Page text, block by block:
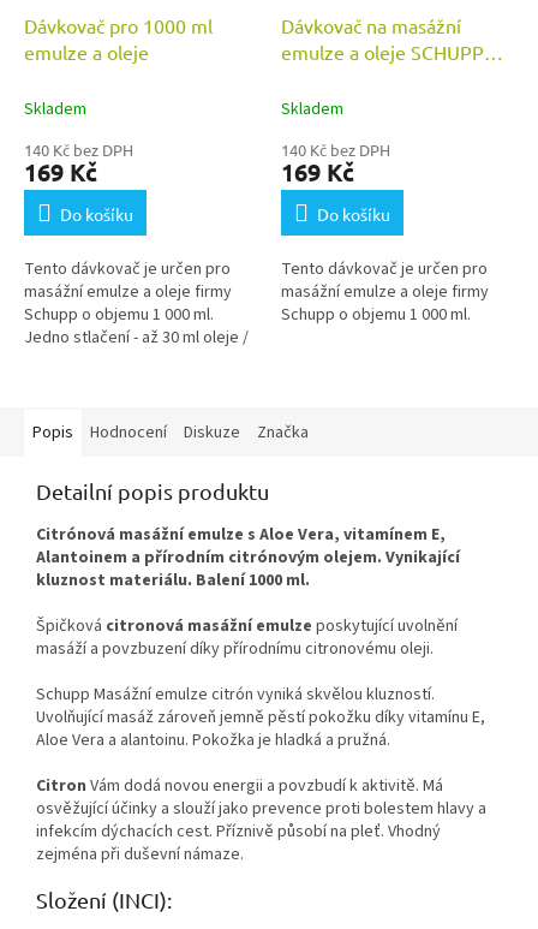
Dávkovač pro 1000 ml
emulze a oleje
Skladem
140 Kč bez DPH
169 Kč
Do košíku
Tento dávkovač je určen pro
masážní emulze a oleje firmy
Schupp o objemu 1 000 ml.
Jedno stlačení - až 30 ml oleje /
Dávkovač na masážní
emulze a oleje SCHUPP
Skladem
140 Kč bez DPH
169 Kč
Do košíku
Tento dávkovač je určen pro
masážní emulze a oleje firmy
Schupp o objemu 1 000 ml.
Popis Hodnocení Diskuze Značka
Detailní popis produktu
Citrónová masážní emulze s Aloe Vera, vitamínem E,
Alantoinem a přírodním citrónovým olejem. Vynikající
kluznost materiálu. Balení 1000 ml.
Špičková citronová masážní emulze poskytující uvolnění
masáží a povzbuzení díky přírodnímu citronovému oleji.
Schupp Masážní emulze citrón vyniká skvělou kluzností.
Uvolňující masáž zároveň jemně pěstí pokožku díky vitamínu E,
Aloe Vera a alantoinu. Pokožka je hladká a pružná.
Citron Vám dodá novou energii a povzbudí k aktivitě. Má
osvěžující účinky a slouží jako prevence proti bolestem hlavy a
infekcím dýchacích cest. Příznivě působí na pleť. Vhodný
zejména při duševní námaze.
Složení (INCI):